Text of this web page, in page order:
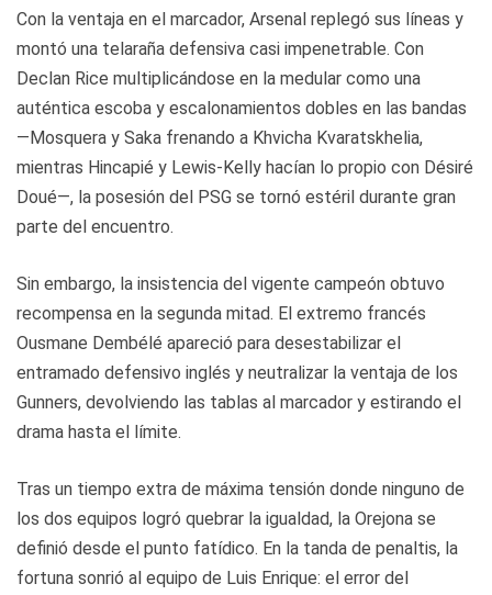
Con la ventaja en el marcador, Arsenal replegó sus líneas y
montó una telaraña defensiva casi impenetrable. Con
Declan Rice multiplicándose en la medular como una
auténtica escoba y escalonamientos dobles en las bandas
—Mosquera y Saka frenando a Khvicha Kvaratskhelia,
mientras Hincapié y Lewis-Kelly hacían lo propio con Désiré
Doué—, la posesión del PSG se tornó estéril durante gran
parte del encuentro.
Sin embargo, la insistencia del vigente campeón obtuvo
recompensa en la segunda mitad. El extremo francés
Ousmane Dembélé apareció para desestabilizar el
entramado defensivo inglés y neutralizar la ventaja de los
Gunners, devolviendo las tablas al marcador y estirando el
drama hasta el límite.
Tras un tiempo extra de máxima tensión donde ninguno de
los dos equipos logró quebrar la igualdad, la Orejona se
definió desde el punto fatídico. En la tanda de penaltis, la
fortuna sonrió al equipo de Luis Enrique: el error del